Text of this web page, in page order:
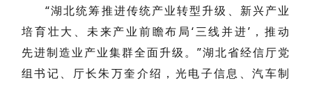
“湖北统筹推进传统产业转型升级、新兴产业
培育壮大、未来产业前瞻布局‘三线并进’，推动
先进制造业产业集群全面升级。”湖北省经信厅党
组书记、厅长朱万奎介绍，光电子信息、汽车制